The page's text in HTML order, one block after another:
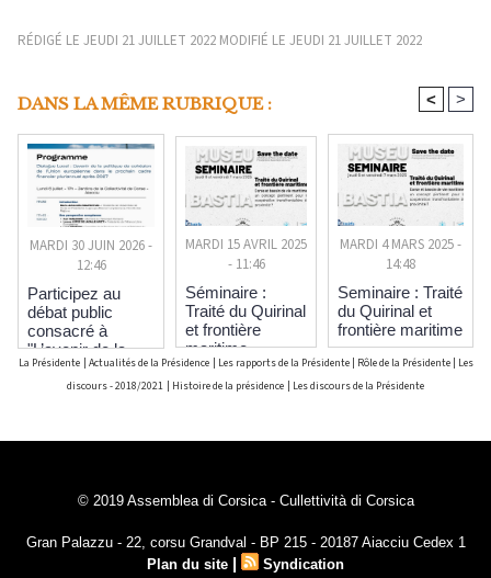
RÉDIGÉ LE JEUDI 21 JUILLET 2022 MODIFIÉ LE JEUDI 21 JUILLET 2022
DANS LA MÊME RUBRIQUE : < >
MARDI 30 JUIN 2026 -
12:46
Participez au
débat public
consacré à
"L’avenir de la
politique de
cohésion de
le prochain cadre
MARDI 15 AVRIL 2025
- 11:46
Séminaire :
Traité du Quirinal
et frontière
maritime
MARDI 4 MARS 2025 -
14:48
Seminaire : Traité
du Quirinal et
frontière maritime
La Présidente | Actualités de la Présidence | Les rapports de la Présidente | Rôle de la Présidente | Les
discours - 2018/2021 | Histoire de la présidence | Les discours de la Présidente
© 2019 Assemblea di Corsica - Cullettività di Corsica
Gran Palazzu - 22, corsu Grandval - BP 215 - 20187 Aiacciu Cedex 1
Plan du site | Syndication